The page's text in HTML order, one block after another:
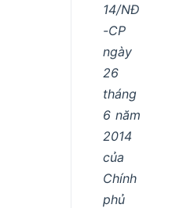
14/NĐ
-CP
ngày
26
tháng
6 năm
2014
của
Chính
phủ